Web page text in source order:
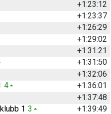
+1:23:12
+1:23:37
+1:26:29
+1:29:02
+1:31:21
+1:31:50
+1:32:06
4
+1:36:01
+1:37:48
1 3
+1:39:49